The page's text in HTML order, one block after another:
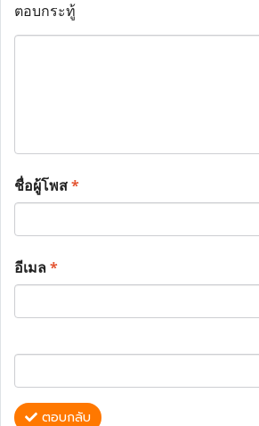
ตอบกระทู้
ชื่อผู้โพส*
อีเมล*
ตอบกลับ